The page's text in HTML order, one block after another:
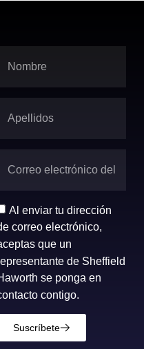
Al enviar tu dirección
correo electrónico,
que un
de Sheffield
se ponga en
contigo.
Suscríbete